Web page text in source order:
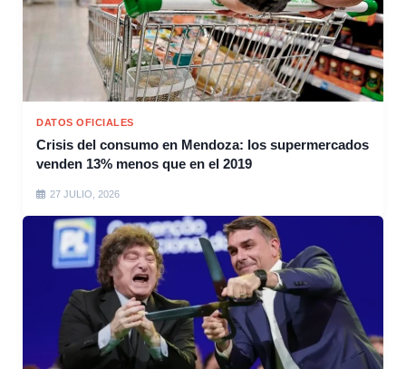
DATOS OFICIALES
Crisis del consumo en Mendoza: los supermercados
venden 13% menos que en el 2019
27 JULIO, 2026